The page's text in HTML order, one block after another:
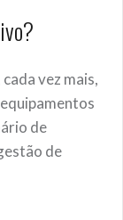
vez mais,
de
de